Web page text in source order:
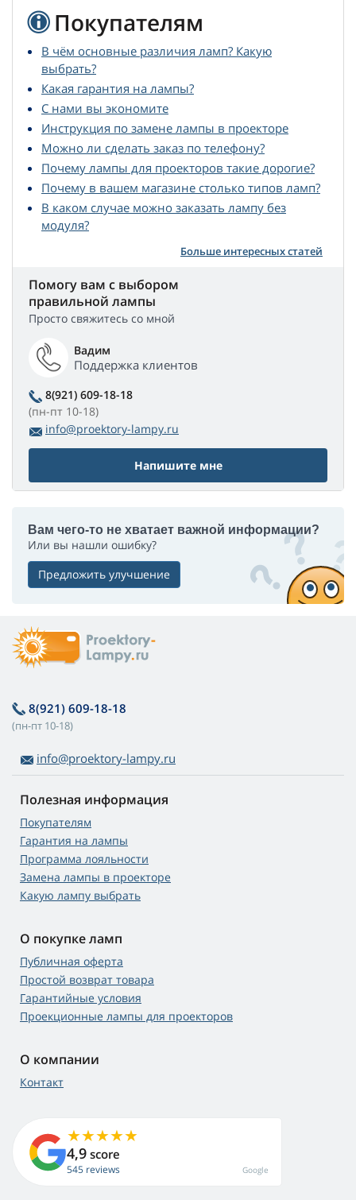
Покупателям
В чём основные различия ламп? Какую
выбрать?
Какая гарантия на лампы?
С нами вы экономите
Инструкция по замене лампы в проекторе
Можно ли сделать заказ по телефону?
Почему лампы для проекторов такие дорогие?
Почему в вашем магазине столько типов ламп?
В каком случае можно заказать лампу без
модуля?
Больше интересных статей
Помогу вам с выбором
правильной лампы
Просто свяжитесь со мной
Вадим
Поддержка клиентов
8(921) 609-18-18
(пн-пт 10-18)
info@proektory-lampy.ru
Напишите мне
Вам чего-то не хватает важной информации?
Или вы нашли ошибку?
Предложить улучшение
8(921) 609-18-18
(пн-пт 10-18)
info@proektory-lampy.ru
Полезная информация
Покупателям
Гарантия на лампы
Программа лояльности
Замена лампы в проекторе
Какую лампу выбрать
О покупке ламп
Публичная оферта
Простой возврат товара
Гарантийные условия
Проекционные лампы для проекторов
О компании
Контакт
4,9 score
545 reviews Google